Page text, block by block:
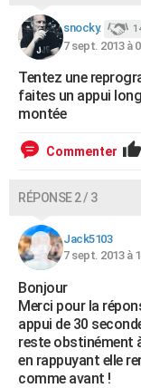
COPAINS D'AVANT
S'inscrire
Se connecter
Lycées
Collèges
Primaires
Universités
Entreprises
Service militaire
Avis de recherche
FORUM
snocky.
7 sept. 2013 à
Tentez une
faites un appui
montée
Commenter
RÉPONSE 2 / 3
Jack5103
7 sept. 2013 à
Bonjour
Merci pour la
appui de 30
reste obstinément
en rappuyant elle
comme avant !